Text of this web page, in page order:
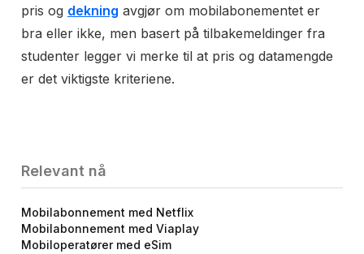
pris og dekning avgjør om mobilabonementet er
bra eller ikke, men basert på tilbakemeldinger fra
studenter legger vi merke til at pris og datamengde
er det viktigste kriteriene.
Relevant nå
Mobilabonnement med Netflix
Mobilabonnement med Viaplay
Mobiloperatører med eSim